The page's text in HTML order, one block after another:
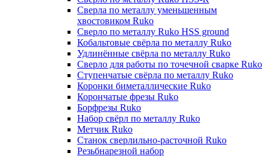
Сверла по металлу уменьшенным
хвостовиком Ruko
Сверло по металлу Ruko HSS ground
Кобальтовые свёрла по металлу Ruko
Удлинённые свёрла по металлу Ruko
Сверло для работы по точечной сварке Ruko
Ступенчатые свёрла по металлу Ruko
Коронки биметаллические Ruko
Корончатые фрезы Ruko
Борфрезы Ruko
Набор свёрл по металлу Ruko
Метчик Ruko
Станок сверлильно-расточной Ruko
Резьбнарезной набор